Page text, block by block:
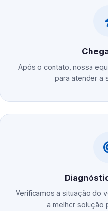
Após o contato, nossa
para atender a
Verificamos a situação do
a melhor solução